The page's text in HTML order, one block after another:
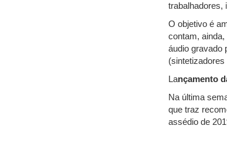
trabalhadores,
O objetivo é
contam,
áudio gravado
(sintetizadores
Lançamento
Na última
que traz
assédio de